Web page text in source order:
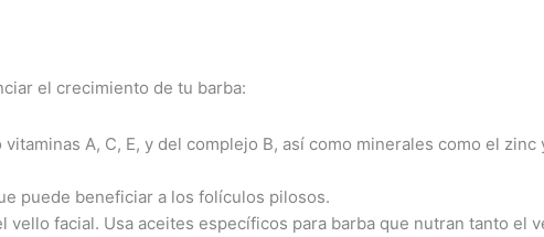
el crecimiento de tu barba:
A, C, E, y del complejo B, así como minerales como el
puede beneficiar a los folículos pilosos.
facial. Usa aceites específicos para barba que nutran tanto el